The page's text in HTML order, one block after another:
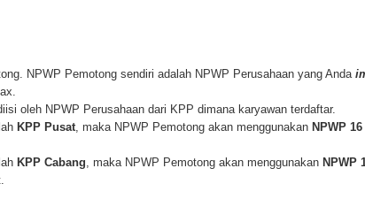
NPWP Pemotong sendiri adalah NPWP Perusahaan yang Anda
oleh NPWP Perusahaan dari KPP dimana karyawan terdaftar.
KPP Pusat, maka NPWP Pemotong akan menggunakan NPWP
KPP Cabang, maka NPWP Pemotong akan menggunakan NPWP